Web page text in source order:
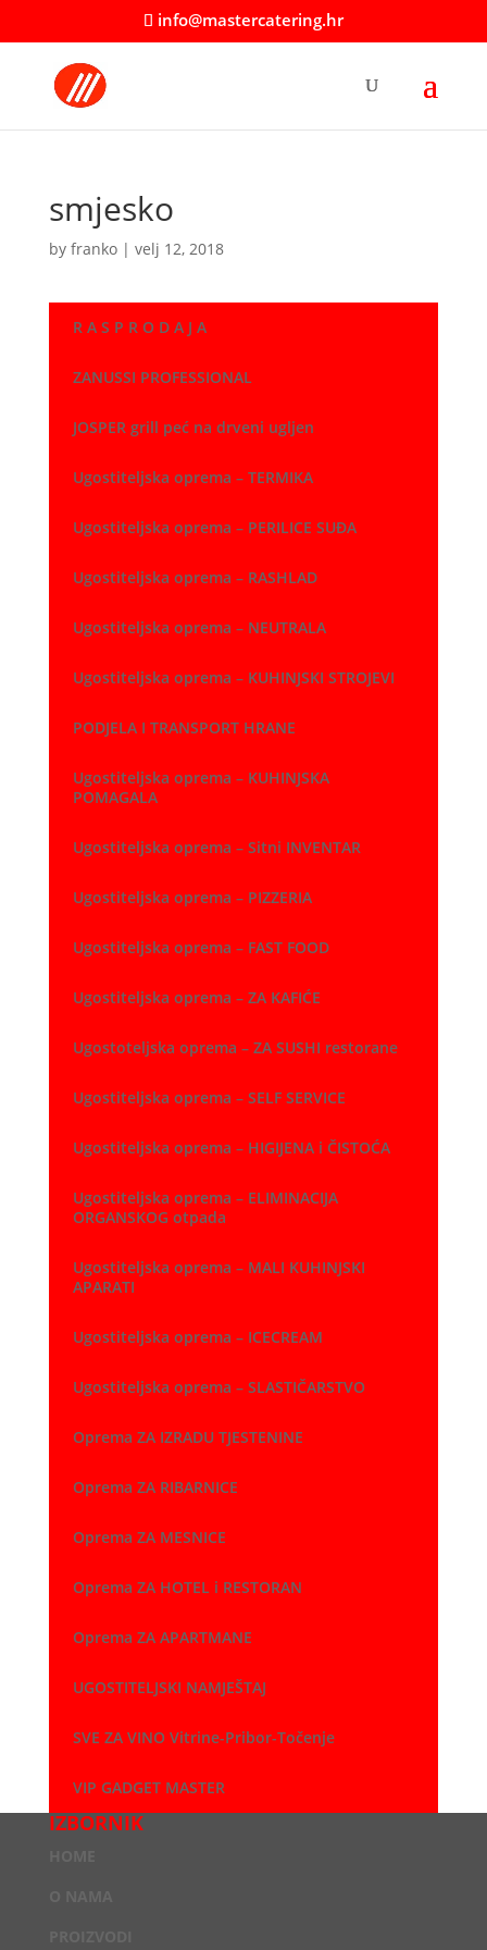
info@mastercatering.hr
smjesko
by franko| velj 12, 2018
R A S P R O D A J A
ZANUSSI PROFESSIONAL
JOSPER grill peć na drveni ugljen
Ugostiteljska oprema – TERMIKA
Ugostiteljska oprema – PERILICE SUĐA
Ugostiteljska oprema – RASHLAD
Ugostiteljska oprema – NEUTRALA
Ugostiteljska oprema – KUHINJSKI STROJEVI
PODJELA I TRANSPORT HRANE
Ugostiteljska oprema – KUHINJSKA
POMAGALA
Ugostiteljska oprema – Sitni INVENTAR
Ugostiteljska oprema – PIZZERIA
Ugostiteljska oprema – FAST FOOD
Ugostiteljska oprema – ZA KAFIĆE
Ugostoteljska oprema – ZA SUSHI restorane
Ugostiteljska oprema – SELF SERVICE
Ugostiteljska oprema – HIGIJENA i ČISTOĆA
Ugostiteljska oprema – ELIMINACIJA
ORGANSKOG otpada
Ugostiteljska oprema – MALI KUHINJSKI
APARATI
Ugostiteljska oprema – ICECREAM
Ugostiteljska oprema – SLASTIČARSTVO
Oprema ZA IZRADU TJESTENINE
Oprema ZA RIBARNICE
Oprema ZA MESNICE
Oprema ZA HOTEL i RESTORAN
Oprema ZA APARTMANE
UGOSTITELJSKI NAMJEŠTAJ
SVE ZA VINO Vitrine-Pribor-Točenje
VIP GADGET MASTER
IZBORNIK